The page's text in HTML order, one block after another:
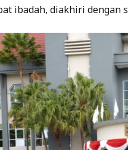
ibadah, diakhiri dengan